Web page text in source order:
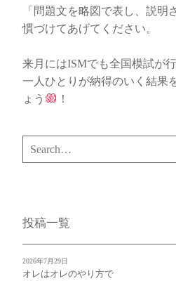
「問題文を略図で表し、説明
慣づけてあげてください。
来月にはISMでも全国模試が行
一人ひとりが納得のいく結果
ょう
！
検
索
投稿一覧
オレはオレのやり方で
2026年7月29日